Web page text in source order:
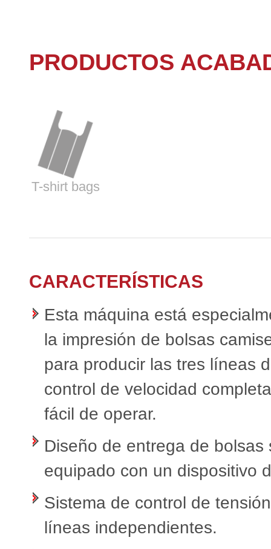
PRODUCTOS
T-shirt bags
CARACTERÍSTICAS
Esta máquina está
la impresión de bolsas
para producir las tres líneas
control de velocidad
fácil de operar.
Diseño de entrega de bolsas
equipado con un dispositivo
Sistema de control de
líneas independientes.